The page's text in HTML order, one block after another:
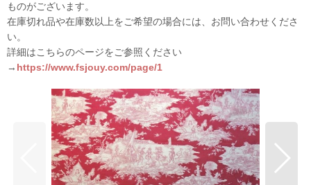
ものがございます。
在庫切れ品や在庫数以上をご希望の場合には、お問い合わせくださ
い。
詳細はこちらのページをご参照ください
→ https://www.fsjouy.com/page/1